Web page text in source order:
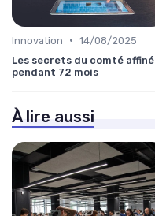
Innovation • 14/08/2025
Les secrets du comté affiné
pendant 72 mois
À lire aussi